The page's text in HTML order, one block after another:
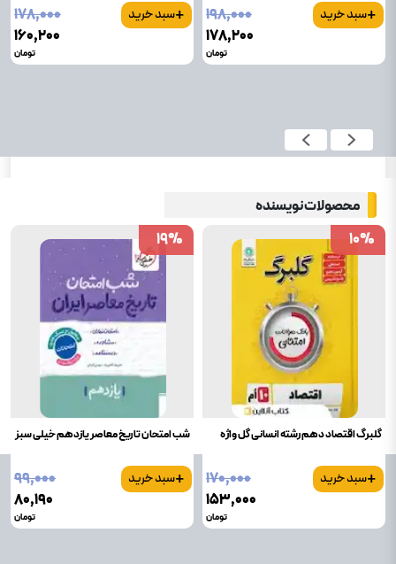
+سبد خرید
۱۹۸٬۰۰۰
۱۷۸٬۲۰۰
تومان
+سبد خرید
۱۷۸٬۰۰۰
۱۶۰٬۲۰۰
تومان
محصولات نویسنده
گلبرگ اقتصاد دهم رشته انسانی گل واژه
+سبد خرید
۱۷۰٬۰۰۰
۱۵۳٬۰۰۰
تومان
10%
10%
شب امتحان تاریخ معاصر یازدهم خیلی سبز
+سبد خرید
۹۹٬۰۰۰
۸۰٬۱۹۰
تومان
19%
19%